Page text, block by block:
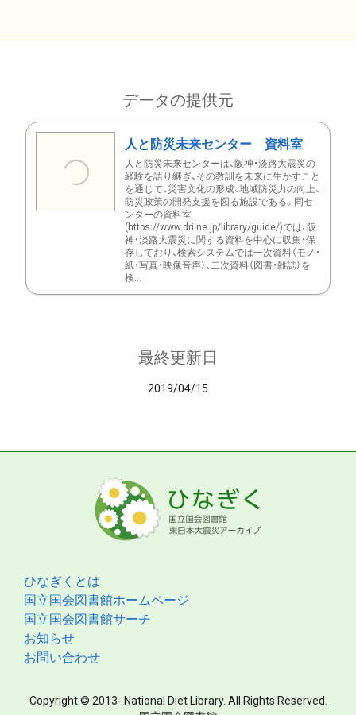
データの提供元
人と防災未来センター 資料室
人と防災未来センターは、阪神・淡路大震災の
経験を語り継ぎ、その教訓を未来に生かすこと
を通じて、災害文化の形成、地域防災力の向上、
防災政策の開発支援を図る施設である。同セ
ンターの資料室
(https://www.dri.ne.jp/library/guide/)では、阪
神・淡路大震災に関する資料を中心に収集・保
存しており、検索システムでは一次資料（モノ・
紙・写真・映像音声）、二次資料（図書・雑誌）を
検...
最終更新日
2019/04/15
ひなぎくとは
国立国会図書館ホームページ
国立国会図書館サーチ
お知らせ
お問い合わせ
Copyright © 2013- National Diet Library. All Rights Reserved.